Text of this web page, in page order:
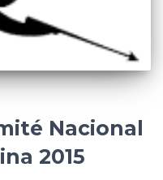
Nacional
2015